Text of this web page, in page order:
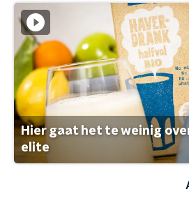
Hier gaat het te weinig
elite